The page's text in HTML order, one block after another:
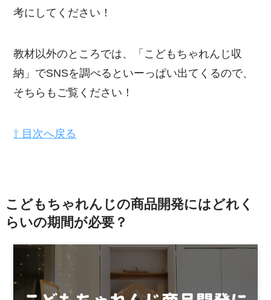
考にしてください！
教材以外のところでは、「こどもちゃれんじ収
納」でSNSを調べるといーっぱい出てくるので、
そちらもご覧ください！
⇧ 目次へ戻る
こどもちゃれんじの商品開発にはどれく
らいの期間が必要？